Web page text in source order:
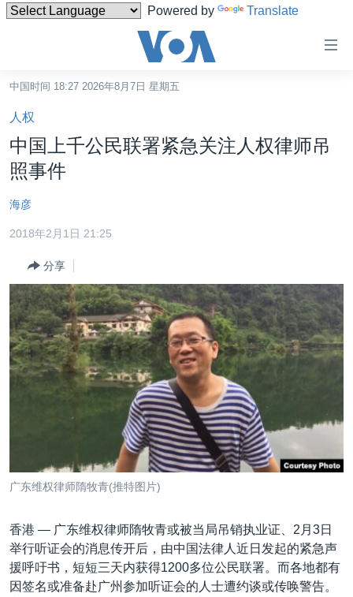
Powered by Translate
碍
链
接
转
内
容
到
导
跳
转
中国
最新国际新闻
印太
中东
欧洲
分类新闻
经济·金融·贸易
人权·法律·宗教
科教·文娱·体健
美中关系
热点专题
白宫要闻
国会报道
埃博拉疫情
重要讲话与声明
台海两岸关系
南中国海争端
VOA视频
VOA今日焦点
其他语言网站
中国时间 18:27 2026年8月7日 星期五
人权
中国上千公民联署紧急关注人权律师吊
照事件
海彦
2018年2月1日 21:25
分享
广东维权律师隋牧青(推特图片)
香港 — 广东维权律师隋牧青或被当局吊销执业证、2月3日
举行听证会的消息传开后，由中国法律人近日发起的紧急声
援呼吁书，短短三天内获得1200多位公民联署。而各地都有
因签名或准备赴广州参加听证会的人士遭约谈或传唤警告。